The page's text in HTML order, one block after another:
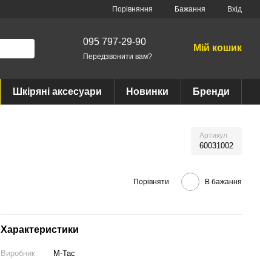
Порівняння Бажання Вхід
095 797-29-90
Передзвонити вам?
Мій кошик
Шкіряні аксесуари Новинки Бренди
Артикул
60031002
Порівняти В бажання
Характеристики
Виробник M-Tac